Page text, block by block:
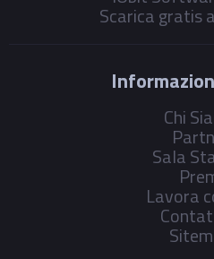
Scarica gratis
Chi
Sala
Lavora